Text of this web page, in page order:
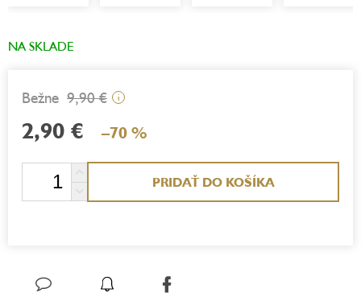
NA SKLADE
9,90 € i
2,90 € –70 %
PRIDAŤ DO KOŠÍKA